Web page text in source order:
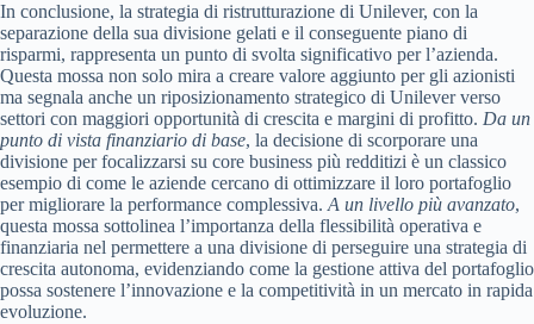
In conclusione, la strategia di ristrutturazione di Unilever, con la
separazione della sua divisione gelati e il conseguente piano di
risparmi, rappresenta un punto di svolta significativo per l’azienda.
Questa mossa non solo mira a creare valore aggiunto per gli azionisti
ma segnala anche un riposizionamento strategico di Unilever verso
settori con maggiori opportunità di crescita e margini di profitto. Da un
punto di vista finanziario di base, la decisione di scorporare una
divisione per focalizzarsi su core business più redditizi è un classico
esempio di come le aziende cercano di ottimizzare il loro portafoglio
per migliorare la performance complessiva. A un livello più avanzato,
questa mossa sottolinea l’importanza della flessibilità operativa e
finanziaria nel permettere a una divisione di perseguire una strategia di
crescita autonoma, evidenziando come la gestione attiva del portafoglio
possa sostenere l’innovazione e la competitività in un mercato in rapida
evoluzione.